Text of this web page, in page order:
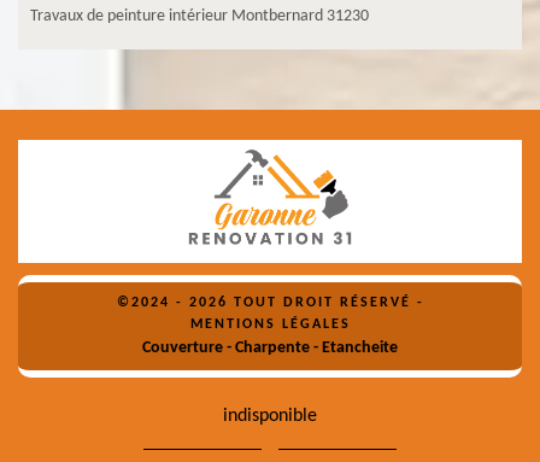
Travaux de peinture intérieur Montbernard 31230
©2024 - 2026 TOUT DROIT RÉSERVÉ -
MENTIONS LÉGALES
Couverture - Charpente - Etancheite
indisponible